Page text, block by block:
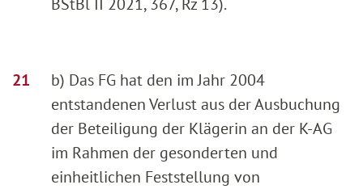
b) Das FG hat den im Jahr 2004
entstandenen Verlust aus der Ausbuchung
der Beteiligung der Klägerin an der K-AG
im Rahmen der gesonderten und
einheitlichen Feststellung von